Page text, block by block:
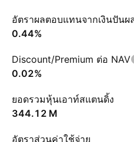
อัตราผลตอบแทนจากเงินปันผ
0.44%
Discount/Premium ต่อ NAV
0.02%
ยอดรวมหุ้นเอาท์สแตนดิ้ง
‪344.12 M‬
อัตราส่วนค่าใช้จ่าย